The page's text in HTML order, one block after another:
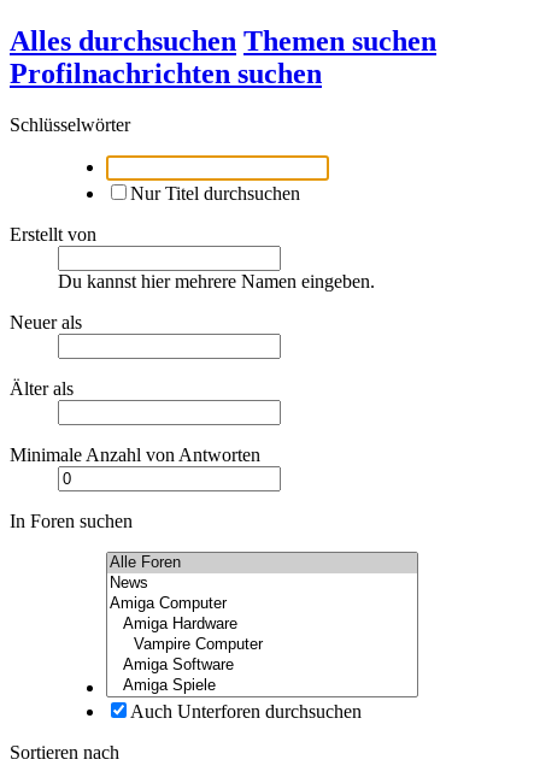
Alles durchsuchen Themen suchen
Profilnachrichten suchen
Schlüsselwörter
Nur Titel durchsuchen
Erstellt von
Du kannst hier mehrere Namen eingeben.
Neuer als
Älter als
Minimale Anzahl von Antworten
In Foren suchen
Auch Unterforen durchsuchen
Sortieren nach